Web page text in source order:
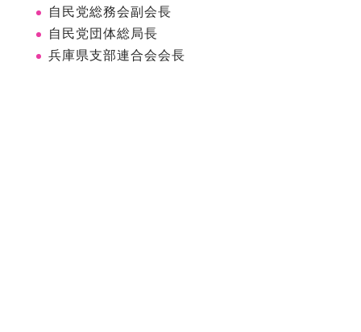
自民党総務会副会長
自民党団体総局長
兵庫県支部連合会会長